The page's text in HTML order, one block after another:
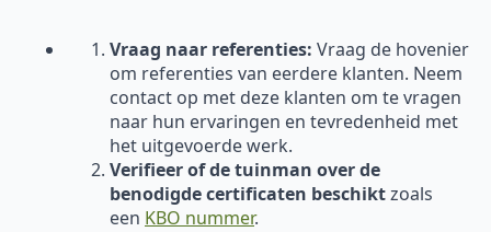
Vraag naar referenties: Vraag de hovenier
om referenties van eerdere klanten. Neem
contact op met deze klanten om te vragen
naar hun ervaringen en tevredenheid met
het uitgevoerde werk.
Verifieer of de tuinman over de
benodigde certificaten beschiktzoals
een KBO nummer.